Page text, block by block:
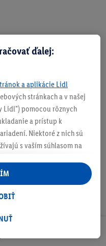
ďalej:
a aplikácie Lidl
stránkach a v našej
Lidl") pomocou rôznych
a prístup k
Niektoré z nich sú
s vaším súhlasom na
Lidl aj mimo nich. Ak
tieto účely sa spracúvajú
v obchode.
sa prihlásite do svojho
z e-mailovej adresy,